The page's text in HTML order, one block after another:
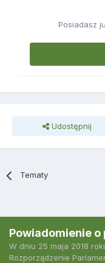
Posiadasz
Udostępnij
Tematy
Język Polityka
Powiadomienie
W dniu 25 maja 2018
Rozporządzenie